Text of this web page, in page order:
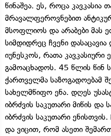
წინაშეა. ეს, როცა კავკასია
მრავალფეროვნებით
მსოფლიოს და არაბები მას
სიმდიდრეც ჩვენი
იუნესკოს, რათა კავკასიური
გამოაცხადოს. 45 წლის წინ
ქართველმა საზოგადოებამ
სახელმწიფო ენა. დღეს
იბრძვის საკუთარი მიწის
იბრძვის საკუთარი
და ვიცით, რომ ასეთი